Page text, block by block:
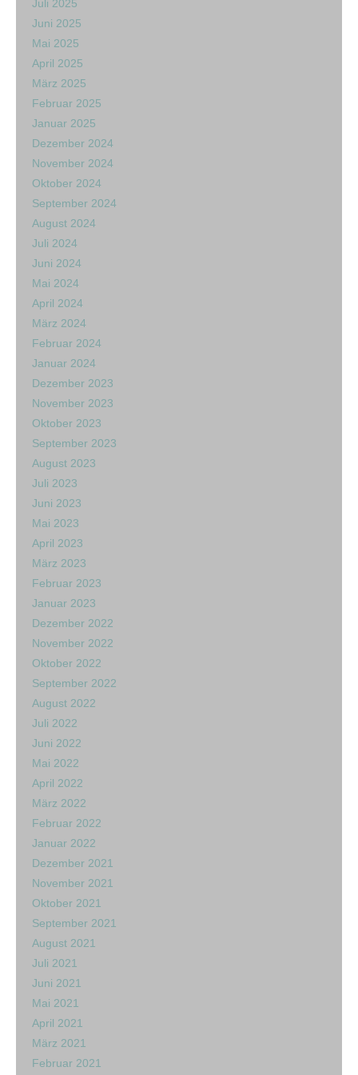
Juli 2025
Juni 2025
Mai 2025
April 2025
März 2025
Februar 2025
Januar 2025
Dezember 2024
November 2024
Oktober 2024
September 2024
August 2024
Juli 2024
Juni 2024
Mai 2024
April 2024
März 2024
Februar 2024
Januar 2024
Dezember 2023
November 2023
Oktober 2023
September 2023
August 2023
Juli 2023
Juni 2023
Mai 2023
April 2023
März 2023
Februar 2023
Januar 2023
Dezember 2022
November 2022
Oktober 2022
September 2022
August 2022
Juli 2022
Juni 2022
Mai 2022
April 2022
März 2022
Februar 2022
Januar 2022
Dezember 2021
November 2021
Oktober 2021
September 2021
August 2021
Juli 2021
Juni 2021
Mai 2021
April 2021
März 2021
Februar 2021